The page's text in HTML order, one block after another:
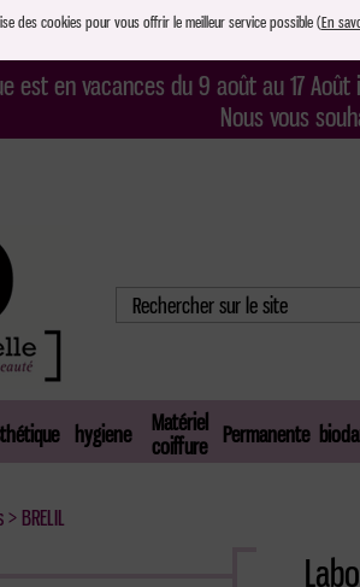
des cookies pour vous offrir le meilleur service possible (En
est en vacances du 9 août au 17
Nous vous
hygiene
Matériel
coiffure
Permanente
> BRELIL